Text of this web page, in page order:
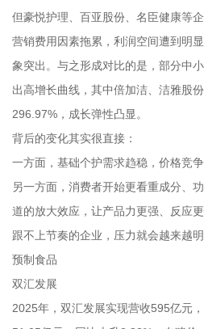
但豪悦护理、百亚股份、名臣健康等
营销费用因素拖累，利润空间遭到明
象突出。与之形成对比的是，部分中
出高增长曲线，其中倍加洁、洁雅股
296.97%，成长弹性凸显。
背后的变化其实很直接：
一方面，基础个护需求趋稳，价格竞
另一方面，消费者开始更看重成分、
道的放大效应，让产品力更强、反应
跟不上节奏的企业，压力就会越来越明
预制食品
双汇发展
2025年，双汇发展实现营收595亿元